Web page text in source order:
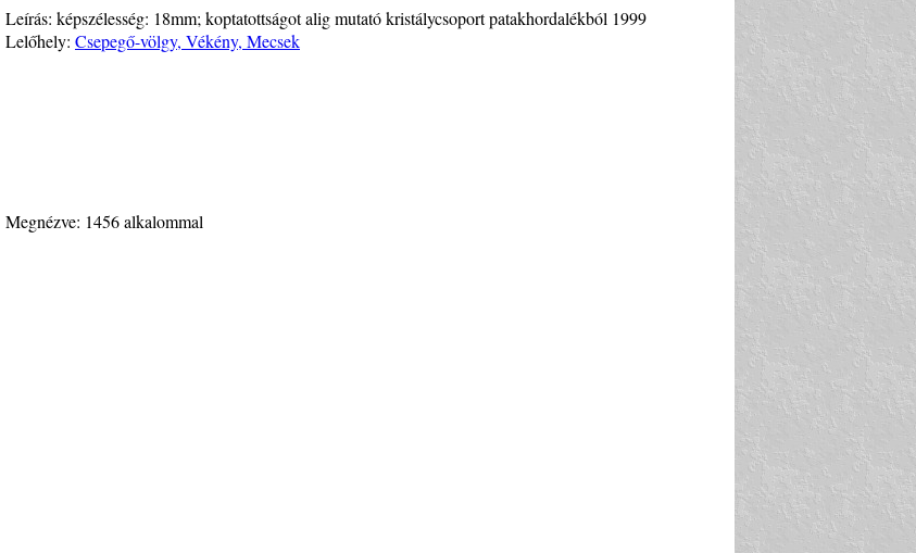
Leírás: képszélesség: 18mm; koptatottságot alig mutató kristálycsoport patakhordalékból 1999
Lelőhely: Csepegő-völgy, Vékény, Mecsek
Megnézve: 1456 alkalommal